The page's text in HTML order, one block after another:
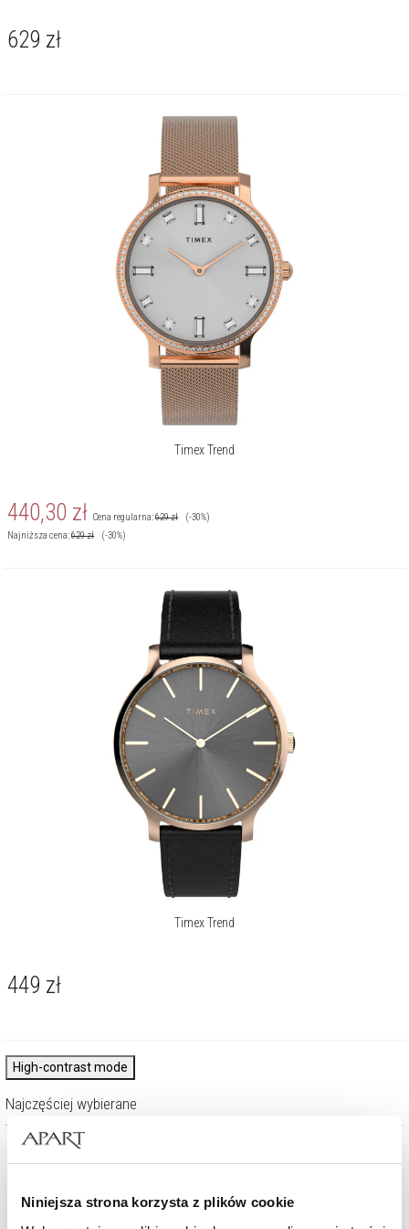
Niniejsza strona korzysta z plików cookie
629 zł
Timex Trend
440,30 zł Cena regularna:629zł
(-30%)
Najniższa cena:629zł (-30%)
Timex Trend
449 zł
High-contrast mode
Najczęściej wybierane